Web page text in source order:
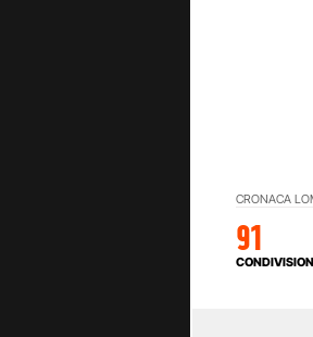
CRONACA
91